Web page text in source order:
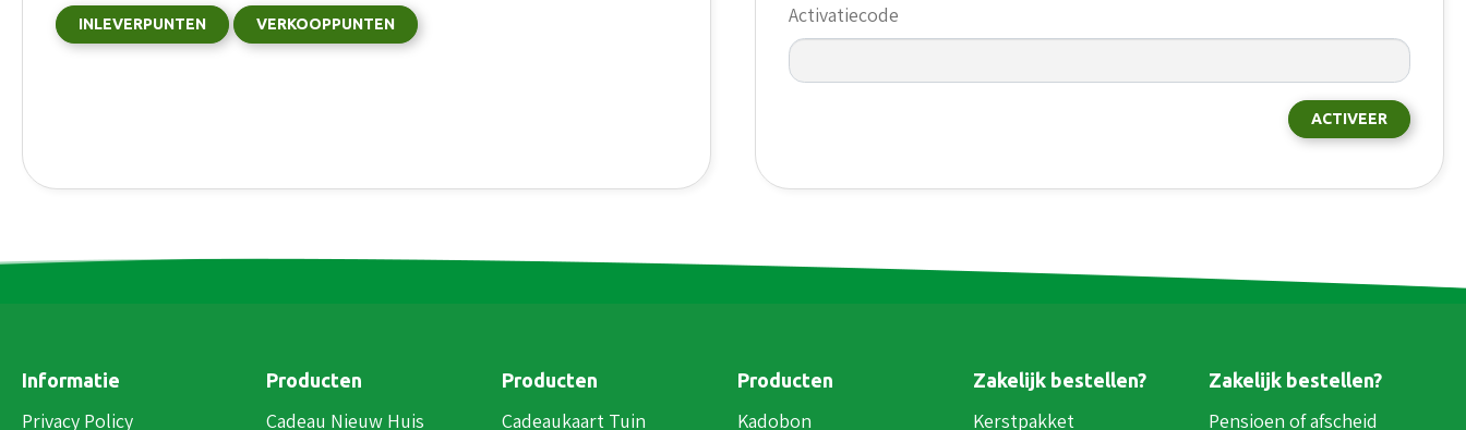
INLEVERPUNTEN VERKOOPPUNTEN Activatiecode
ACTIVEER
Informatie
Privacy Policy
Producten
Cadeau Nieuw Huis
Producten
Cadeaukaart Tuin
Producten
Kadobon
Zakelijk bestellen?
Kerstpakket
Zakelijk bestellen?
Pensioen of afscheid